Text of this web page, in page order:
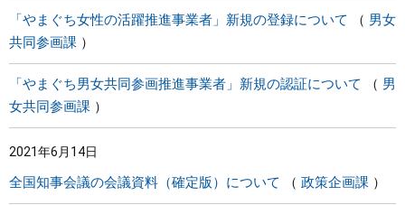
「やまぐち女性の活躍推進事業者」新規の登録について
男女
共同参画課
「やまぐち男女共同参画推進事業者」新規の認証について
男
女共同参画課
2021年6月14日
全国知事会議の会議資料（確定版）について 政策企画課